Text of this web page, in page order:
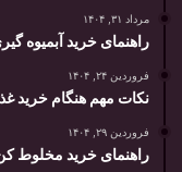
مرداد ۳۱, ۱۴۰۴
راهنمای خرید آبمیوه
فروردین ۲۴, ۱۴۰۴
نکات مهم هنگام خرید
فروردین ۲۹, ۱۴۰۴
راهنمای خرید مخلوط